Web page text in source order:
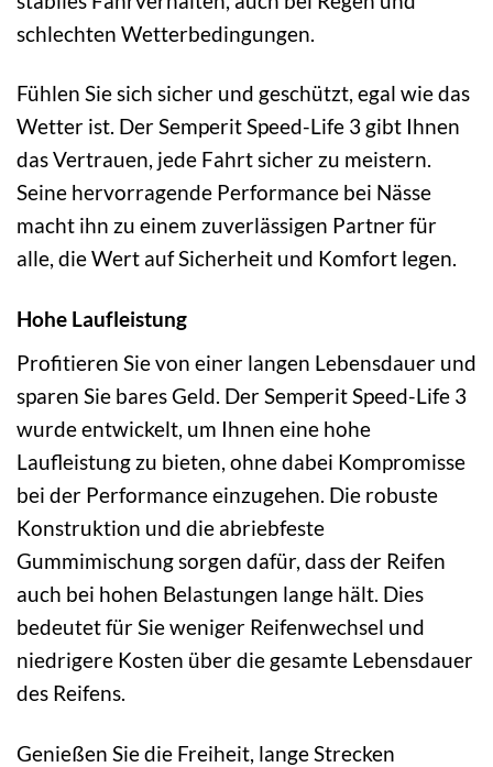
schlechten Wetterbedingungen.
Fühlen Sie sich sicher und geschützt, egal wie das
Wetter ist. Der Semperit Speed-Life 3 gibt Ihnen
das Vertrauen, jede Fahrt sicher zu meistern.
Seine hervorragende Performance bei Nässe
macht ihn zu einem zuverlässigen Partner für
alle, die Wert auf Sicherheit und Komfort legen.
Hohe Laufleistung
Profitieren Sie von einer langen Lebensdauer und
sparen Sie bares Geld. Der Semperit Speed-Life 3
wurde entwickelt, um Ihnen eine hohe
Laufleistung zu bieten, ohne dabei Kompromisse
bei der Performance einzugehen. Die robuste
Konstruktion und die abriebfeste
Gummimischung sorgen dafür, dass der Reifen
auch bei hohen Belastungen lange hält. Dies
bedeutet für Sie weniger Reifenwechsel und
niedrigere Kosten über die gesamte Lebensdauer
des Reifens.
Genießen Sie die Freiheit, lange Strecken